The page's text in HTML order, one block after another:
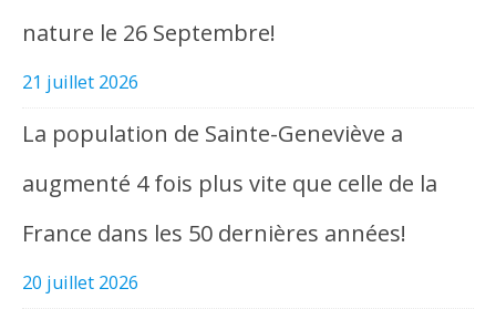
nature le 26 Septembre!
21 juillet 2026
La population de Sainte-Geneviève a
augmenté 4 fois plus vite que celle de la
France dans les 50 dernières années!
20 juillet 2026